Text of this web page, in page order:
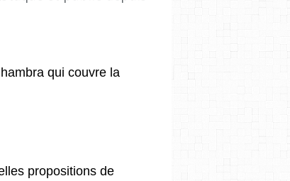
qui couvre la
propositions de